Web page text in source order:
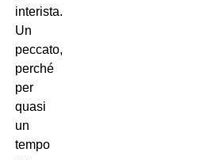
interista.
Un
peccato,
perché
per
quasi
un
tempo